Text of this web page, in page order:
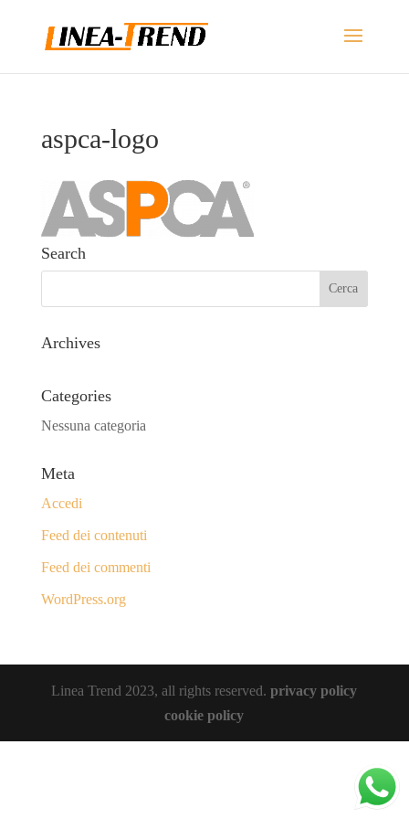
aspca-logo
Search
Archives
Categories
Nessuna categoria
Meta
Accedi
Feed dei contenuti
Feed dei commenti
WordPress.org
Linea Trend 2023, all rights reserved.privacy policy
cookie policy